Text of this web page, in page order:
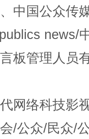
中国公众传
news/
板管理人员
网络科技影
/公众/民众/